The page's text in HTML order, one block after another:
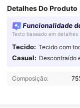
Detalhes Do Produto
Funcionalidade
Texto baseado em detalhes
Tecido: Tecido com
Casual: Descontraído
Composição: